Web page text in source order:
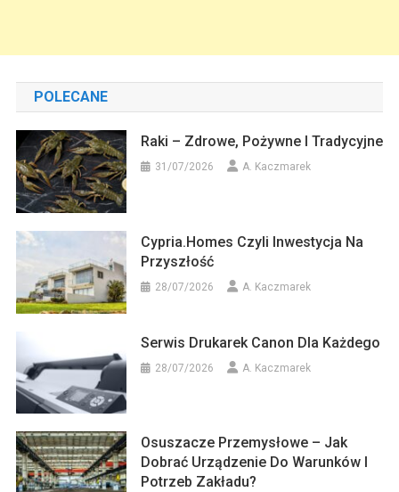
POLECANE
Raki – Zdrowe, Pożywne I Tradycyjne
31/07/2026 A. Kaczmarek
Cypria.homes Czyli Inwestycja Na
Przyszłość
28/07/2026 A. Kaczmarek
Serwis Drukarek Canon Dla Każdego
28/07/2026 A. Kaczmarek
Osuszacze Przemysłowe – Jak
Dobrać Urządzenie Do Warunków I
Potrzeb Zakładu?